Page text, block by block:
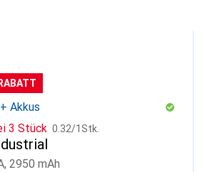
Akkus
3 Stück CHF
0.32/1Stk.
2950 mAh